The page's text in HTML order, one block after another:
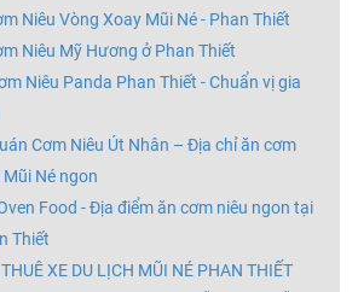
Niêu Vòng Xoay Mũi Né - Phan Thiết
Niêu Mỹ Hương ở Phan Thiết
Niêu Panda Phan Thiết - Chuẩn vị gia
Cơm Niêu Út Nhân – Địa chỉ ăn cơm
Mũi Né ngon
Food - Địa điểm ăn cơm niêu ngon tại
Thiết
XE DU LỊCH MŨI NÉ PHAN THIẾT